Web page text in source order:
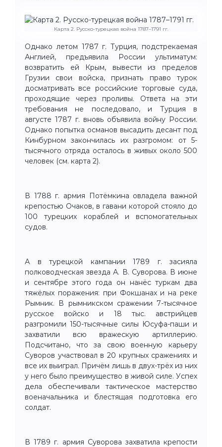
Карта 2. Русско-турецкая война 1787–1791 гг.
Однако летом 1787 г. Турция, подстрекаемая
Англией, предъявила России ультиматум:
возвратить ей Крым, вывести из пределов
Грузии свои войска, признать право турок
досматривать все российские торговые суда,
проходящие через проливы. Ответа на эти
требования не последовало, и Турция в
августе 1787 г. вновь объявила войну России.
Однако попытка османов высадить десант под
Кинбурном закончилась их разгромом: от 5-
тысячного отряда осталось в живых около 500
человек (см. карта 2).
В 1788 г. армия Потёмкина овладела важной
крепостью Очаков, в гавани которой стояло до
100 турецких кораблей и вспомогательных
судов.
А в турецкой кампании 1789 г. засияла
полководческая звезда А. В. Суворова. В июне
и сентябре этого года он нанёс туркам два
тяжёлых поражения: при Фокшанах и на реке
Рымник. В рымникском сражении 7-тысячное
русское войско и 18 тыс. австрийцев
разгромили 150-тысячные силы Юсуфа-паши и
захватили всю вражескую артиллерию.
Подсчитано, что за свою военную карьеру
Суворов участвовал в 20 крупных сражениях и
все их выиграл. Причём лишь в двух-трёх из них
у него было преимущество в живой силе. Успех
дела обеспечивали тактическое мастерство
военачальника и блестящая подготовка его
солдат.
В 1789 г. армия Суворова захватила крепости